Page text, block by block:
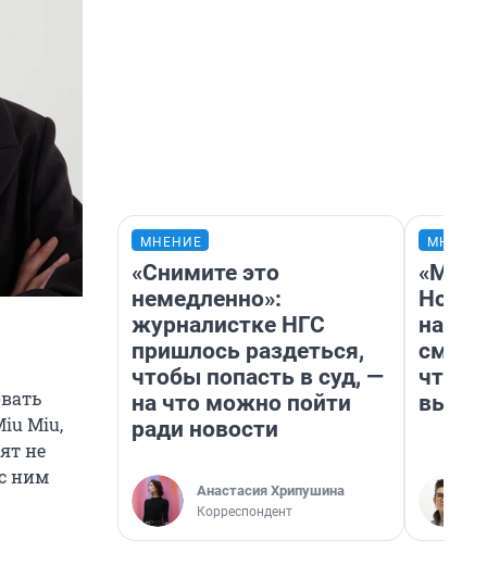
Miu,
не
ним
МНЕНИЕ
«Снимите это
немедленно»:
журналистке НГС
пришлось раздеться,
чтобы попасть в суд, —
на что можно пойти
ради новости
Анастасия Хрипушина
Корреспондент
«Мы